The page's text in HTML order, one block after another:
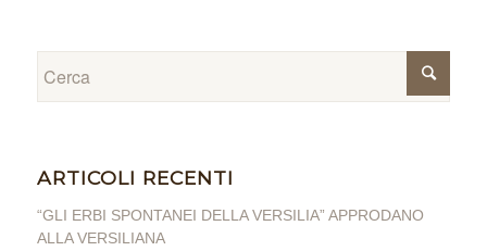
ARTICOLI RECENTI
“GLI ERBI SPONTANEI DELLA VERSILIA” APPRODANO
ALLA VERSILIANA